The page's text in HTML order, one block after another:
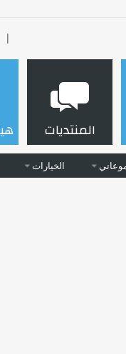
|
المنتديات
الخيارات